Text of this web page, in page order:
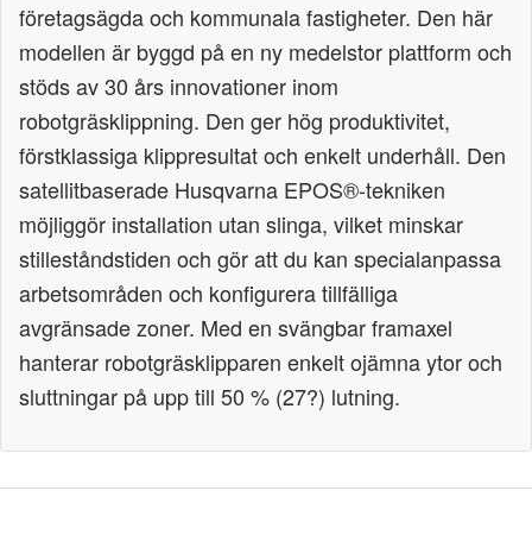
företagsägda och kommunala fastigheter. Den här
modellen är byggd på en ny medelstor plattform och
stöds av 30 års innovationer inom
robotgräsklippning. Den ger hög produktivitet,
förstklassiga klippresultat och enkelt underhåll. Den
satellitbaserade Husqvarna EPOS®-tekniken
möjliggör installation utan slinga, vilket minskar
stilleståndstiden och gör att du kan specialanpassa
arbetsområden och konfigurera tillfälliga
avgränsade zoner. Med en svängbar framaxel
hanterar robotgräsklipparen enkelt ojämna ytor och
sluttningar på upp till 50 % (27?) lutning.